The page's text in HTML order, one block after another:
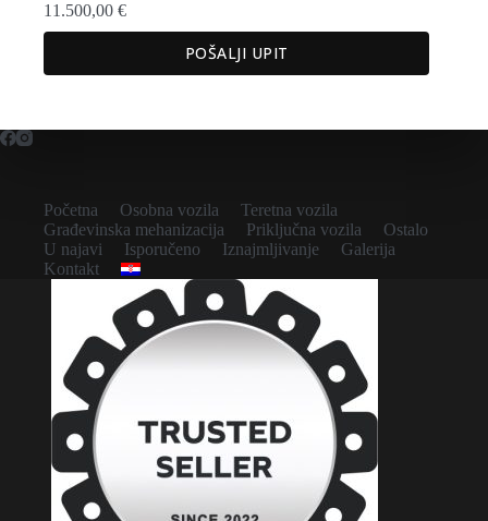
11.500,00 €
POŠALJI UPIT
Početna Osobna vozila
Teretna vozila
Građevinska mehanizacija
Priključna vozila
Ostalo
U najavi
Isporučeno Iznajmljivanje
Galerija
Kontakt